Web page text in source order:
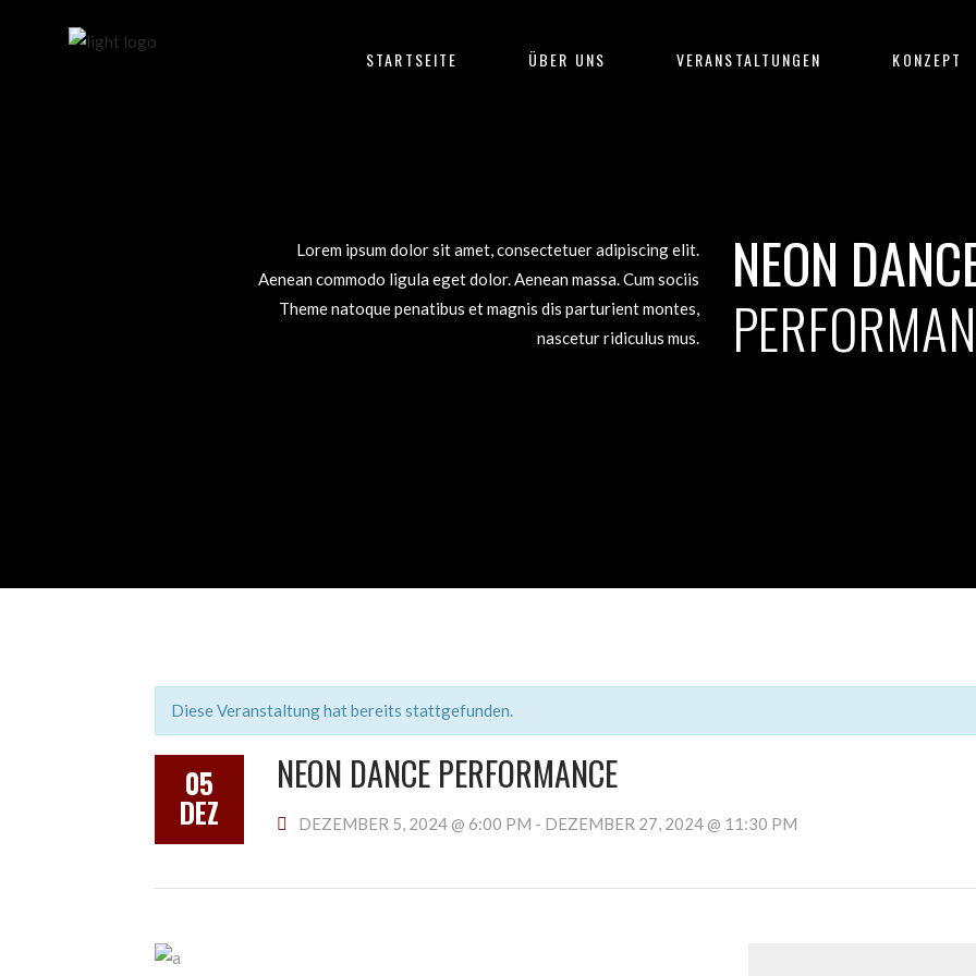
STARTSEITE ÜBER UNS VERANSTALTUNGEN KONZEPT
NEON
Lorem ipsum dolor sit amet, consectetuer adipiscing elit.
Aenean commodo ligula eget dolor. Aenean massa. Cum sociis
Theme natoque penatibus et magnis dis parturient montes,
nascetur ridiculus mus.
Diese Veranstaltung hat bereits stattgefunden.
05
DEZ
NEON DANCE PERFORMANCE
DEZEMBER 5, 2024 @ 6:00 PM - DEZEMBER 27, 2024 @ 11:30 PM